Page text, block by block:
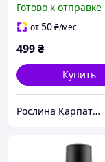
(Liv251805)
Готово к отправке
от50₴/мес
499₴
Купить
Рослина Карпатська